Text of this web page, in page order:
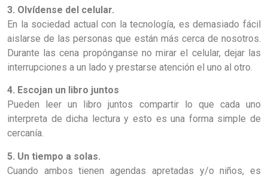
3. Olvídense del celular.
En la sociedad actual con la tecnología, es demasiado fácil
aislarse de las personas que están más cerca de nosotros.
Durante las cena propónganse no mirar el celular, dejar las
interrupciones a un lado y prestarse atención el uno al otro.
4. Escojan un libro juntos
Pueden leer un libro juntos compartir lo que cada uno
interpreta de dicha lectura y esto es una forma simple de
cercanía.
5. Un tiempo a solas.
Cuando ambos tienen agendas apretadas y/o niños, es